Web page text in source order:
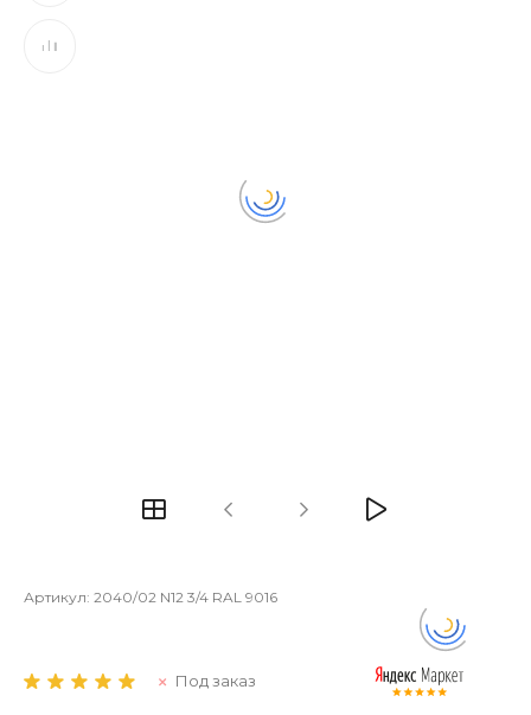
Артикул: 2040/02 N12 3/4 RAL 9016
Под заказ